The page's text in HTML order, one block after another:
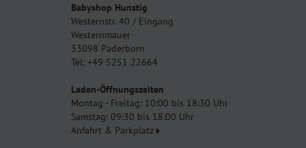
Babyshop Hunstig
Westernstr. 40 / Eingang
Westernmauer
33098 Paderborn
Tel: +49 5251 22664
Laden-Öffnungszeiten
Montag - Freitag: 10:00 bis 18:30 Uhr
Samstag: 09:30 bis 18:00 Uhr
Anfahrt & Parkplatz